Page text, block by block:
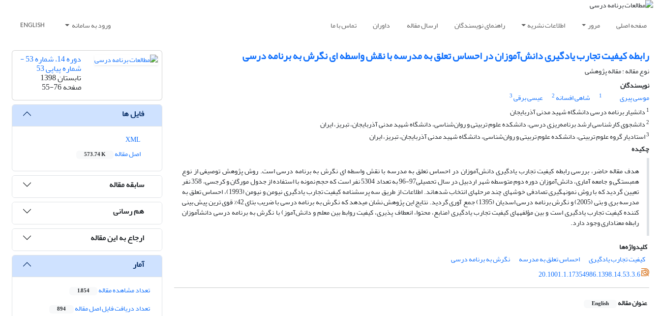
صفحه اصلی مرور اطلاعات نشریه راهنمای نویسندگان ارسال مقاله داوران تماس با ما ورود به سامانه ENGLISH
رابطه کیفیت تجارب یادگیری دانش‌آموزان در احساس تعلق به مدرسه با نقش واسطه ای نگرش به برنامه درسی
نوع مقاله : مقاله پژوهشی
نویسندگان
موسی پیری
1 شاهی افسانه 2 عیسی برقی3
1 دانشیار برنامه درسی دانشگاه شهید مدنی آذربایجان
2دانشجوی کارشناسی ارشد برنامه‌ریزی درسی، دانشکده علوم تربیتی و روان‌شناسی، دانشگاه شهید مدنی آذربایجان، تبریز، ایران
3استادیار گروه علوم تربیتی، دانشکده علوم تربیتی و روان‌شناسی، دانشگاه شهید مدنی آذربایجان، تبریز، ایران
چکیده
هدف مقاله حاضر، بررسی رابطه کیفیت تجارب یادگیری دانش‌آموزان در احساس تعلق به مدرسه با نقش واسطه ای نگرش به برنامه درسی است. روش پژوهش توصیفی از نوع
همبستگی و جامعه آماری، دانش‌آموزان دوره دوم متوسطه شهر اردبیل در سال تحصیلی97-96 به تعداد 5304 نفر است که حجم نمونه با استفاده از جدول مورگان و کرجسی، 358 نفر
تعیین گردید که با روش نمونه­گیری تصادفی خوشه­ای چند مرحله­ای انتخاب شده­اند. اطلاعات از طریق سه پرسشنامه­ کیفیت تجارب یادگیری نیومن و نیومن (1993)، احساس تعلق به
مدرسه بری و بتی (2005) و نگرش برنامه درسی اسدیان (1395) جمع آوری گردید. نتایج این پژوهش نشان می­دهد که نگرش به برنامه درسی با ضریب بتای 42% قوی ترین پیش بینی
کننده کیفیت تجارب یادگیری است و بین مؤلفه­های کیفیت تجارب یادگیری (منابع، محتوا، انعطاف پذیری، کیفیت روابط بین معلم و دانش‌آموز) با نگرش به برنامه درسی دانش­آموزان
رابطه معناداری وجود دارد.
کلیدواژه‌ها
کیفیت تجارب یادگیری
احساس تعلق به مدرسه
نگرش به برنامه درسی
20.1001.1.17354986.1398.14.53.3.6
عنوان مقاله English
دوره 14، شماره 53 -
شماره پیاپی 53
تابستان 1398
صفحه55-76
فایل ها
اصل مقاله
573.74 K
سابقه مقاله
هم رسانی
ارجاع به این مقاله
آمار
تعداد مشاهده مقاله 1,854
تعداد دریافت فایل اصل مقاله 894